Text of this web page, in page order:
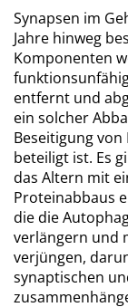
Synapsen im
Jahre hinweg
Komponenten
entfernt und
ein solcher
Beseitigung
beteiligt ist. Es
das Altern mit
Proteinabbaus
die die
verlängern und
verjüngen,
synaptischen